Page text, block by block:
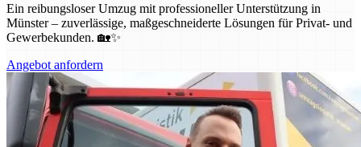
Ein reibungsloser Umzug mit professioneller Unterstützung in
Münster – zuverlässige, maßgeschneiderte Lösungen für Privat- und
Gewerbekunden. 🏡✨
Angebot anfordern